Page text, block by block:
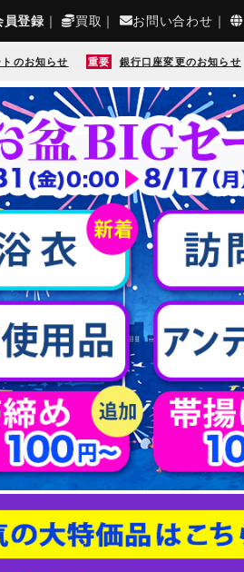
員登録 ｜ 買取 ｜ お問い合わせ ｜
のお知らせ 重要 銀行口座変更のお知らせ